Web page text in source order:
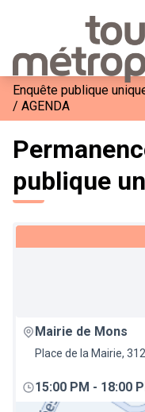
/ AGENDA
publique
Mairie de Mons
Place de la Mairie,
15:00 PM - 18:00